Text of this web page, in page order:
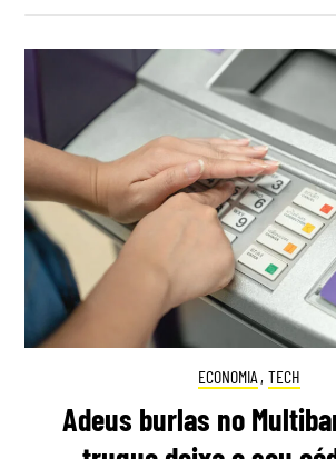
ECONOMIA , TECH
Adeus burlas no